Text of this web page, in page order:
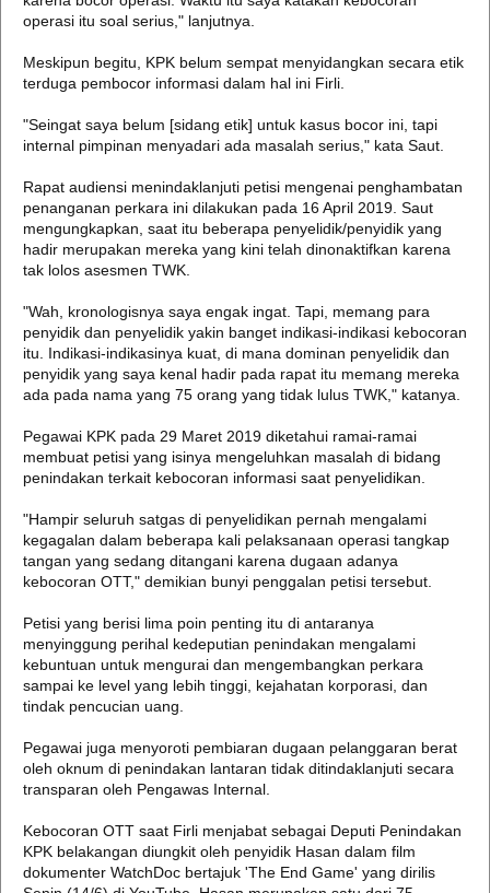
operasi itu soal serius," lanjutnya.
Meskipun begitu, KPK belum sempat menyidangkan secara etik
terduga pembocor informasi dalam hal ini Firli.
"Seingat saya belum [sidang etik] untuk kasus bocor ini, tapi
internal pimpinan menyadari ada masalah serius," kata Saut.
Rapat audiensi menindaklanjuti petisi mengenai penghambatan
penanganan perkara ini dilakukan pada 16 April 2019. Saut
mengungkapkan, saat itu beberapa penyelidik/penyidik yang
hadir merupakan mereka yang kini telah dinonaktifkan karena
tak lolos asesmen TWK.
"Wah, kronologisnya saya engak ingat. Tapi, memang para
penyidik dan penyelidik yakin banget indikasi-indikasi kebocoran
itu. Indikasi-indikasinya kuat, di mana dominan penyelidik dan
penyidik yang saya kenal hadir pada rapat itu memang mereka
ada pada nama yang 75 orang yang tidak lulus TWK," katanya.
Pegawai KPK pada 29 Maret 2019 diketahui ramai-ramai
membuat petisi yang isinya mengeluhkan masalah di bidang
penindakan terkait kebocoran informasi saat penyelidikan.
"Hampir seluruh satgas di penyelidikan pernah mengalami
kegagalan dalam beberapa kali pelaksanaan operasi tangkap
tangan yang sedang ditangani karena dugaan adanya
kebocoran OTT," demikian bunyi penggalan petisi tersebut.
Petisi yang berisi lima poin penting itu di antaranya
menyinggung perihal kedeputian penindakan mengalami
kebuntuan untuk mengurai dan mengembangkan perkara
sampai ke level yang lebih tinggi, kejahatan korporasi, dan
tindak pencucian uang.
Pegawai juga menyoroti pembiaran dugaan pelanggaran berat
oleh oknum di penindakan lantaran tidak ditindaklanjuti secara
transparan oleh Pengawas Internal.
Kebocoran OTT saat Firli menjabat sebagai Deputi Penindakan
KPK belakangan diungkit oleh penyidik Hasan dalam film
dokumenter WatchDoc bertajuk 'The End Game' yang dirilis